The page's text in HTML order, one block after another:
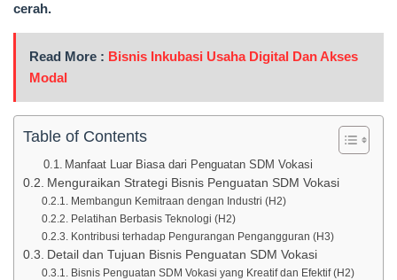
cerah.
Read More : Bisnis Inkubasi Usaha Digital Dan Akses
Modal
Table of Contents
Manfaat Luar Biasa dari Penguatan SDM Vokasi
Menguraikan Strategi Bisnis Penguatan SDM Vokasi
Membangun Kemitraan dengan Industri (H2)
Pelatihan Berbasis Teknologi (H2)
Kontribusi terhadap Pengurangan Pengangguran (H3)
Detail dan Tujuan Bisnis Penguatan SDM Vokasi
Bisnis Penguatan SDM Vokasi yang Kreatif dan Efektif (H2)